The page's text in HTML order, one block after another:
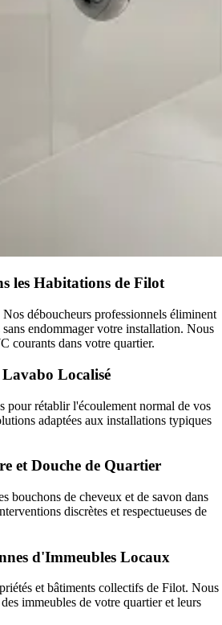
les Habitations de Filot
déboucheurs professionnels éliminent
endommager votre installation. Nous
courants dans votre quartier.
Localisé
pour rétablir l'écoulement normal de vos
adaptées aux installations typiques
et Douche de Quartier
bouchons de cheveux et de savon dans
discrètes et respectueuses de
d'Immeubles Locaux
et bâtiments collectifs de Filot. Nous
immeubles de votre quartier et leurs